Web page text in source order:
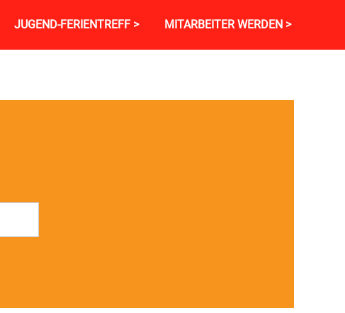
JUGEND-FERIENTREFF > MITARBEITER WERDEN >